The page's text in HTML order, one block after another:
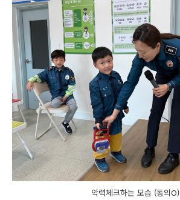
악력체크하는 모습 (동의O)